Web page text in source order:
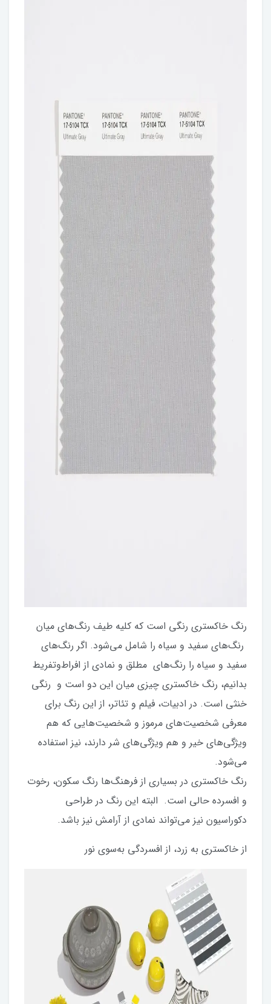
رنگ خاکستری رنگی است که کلیه طیف رنگ‌های میان
رنگ‌های سفید و سیاه را شامل می‌شود. اگر رنگ‌های
سفید و سیاه را رنگ‌های مطلق و نمادی از افراط‌وتفریط
بدانیم، رنگ خاکستری چیزی میان این دو است و رنگی
خنثی است. در ادبیات، فیلم و تئاتر، از این رنگ برای
معرفی شخصیت‌های مرموز و شخصیت‌هایی که هم
ویژگی‌های خیر و هم ویژگی‌های شر دارند، نیز استفاده
می‌شود.
رنگ خاکستری در بسیاری از فرهنگ‌ها رنگ سکون، رخوت
و افسرده حالی است. البته این رنگ در طراحی
دکوراسیون نیز می‌تواند نمادی از آرامش نیز باشد.
از خاکستری به زرد، از افسردگی به‌سوی نور